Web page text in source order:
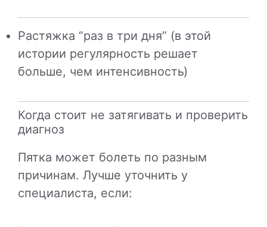
Растяжка “раз в три дня” (в этой
истории регулярность решает
больше, чем интенсивность)
Когда стоит не затягивать и проверить
диагноз
Пятка может болеть по разным
причинам. Лучше уточнить у
специалиста, если: